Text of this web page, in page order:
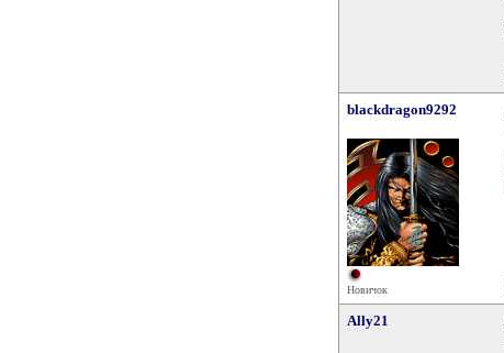
blackdragon9292
Новичок
Ally21